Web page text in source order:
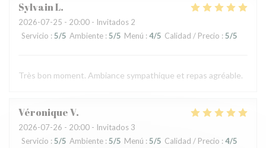
SylvainL
2026-07-25 - 20:00 - Invitados 2
Servicio : 5/5 Ambiente : 5/5 Menú : 4/5 Calidad / Precio : 5/5
Très bon moment. Ambiance sympathique et repas agréable.
VéroniqueV
2026-07-26 - 20:00 - Invitados 3
Servicio : 5/5 Ambiente : 5/5 Menú : 5/5 Calidad / Precio :4/5